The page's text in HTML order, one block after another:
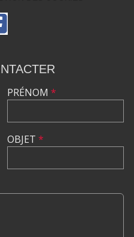
PRÉNOM *
OBJET *